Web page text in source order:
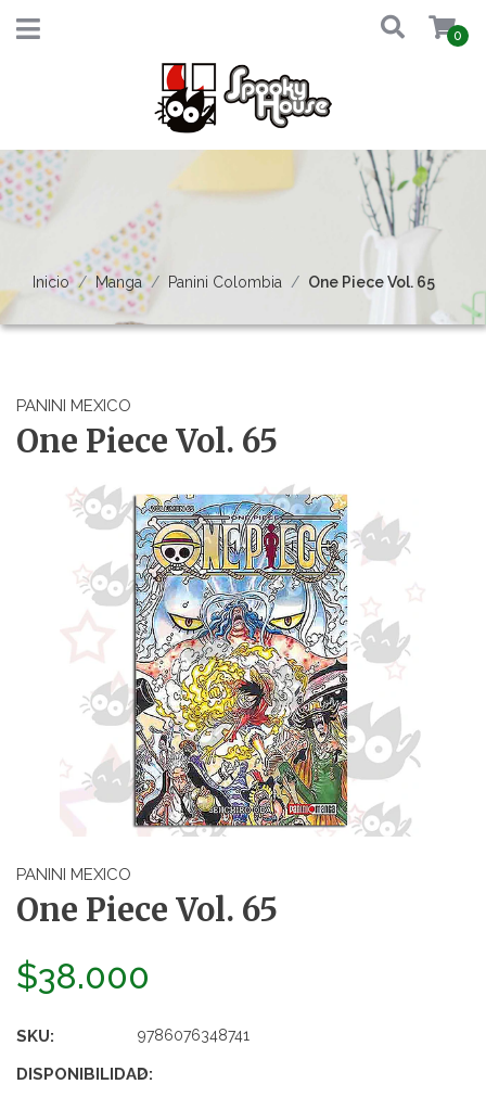
0
Inicio Manga Panini Colombia One Piece Vol. 65
PANINI MEXICO
One Piece Vol. 65
PANINI MEXICO
One Piece Vol. 65
$38.000
SKU: 9786076348741
DISPONIBILIDAD:
2